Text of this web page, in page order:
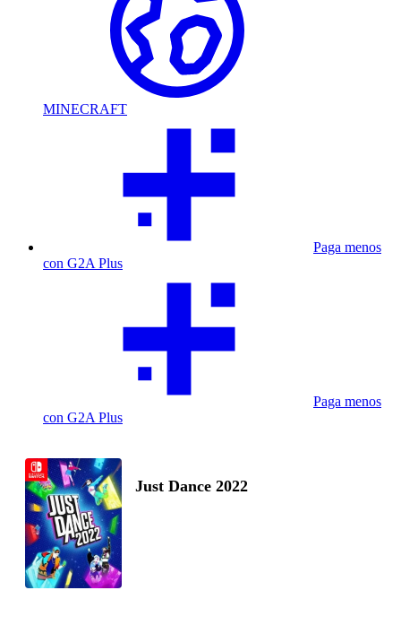
MINECRAFT
Paga menos
con G2A Plus
Paga menos
con G2A Plus
Just Dance 2022